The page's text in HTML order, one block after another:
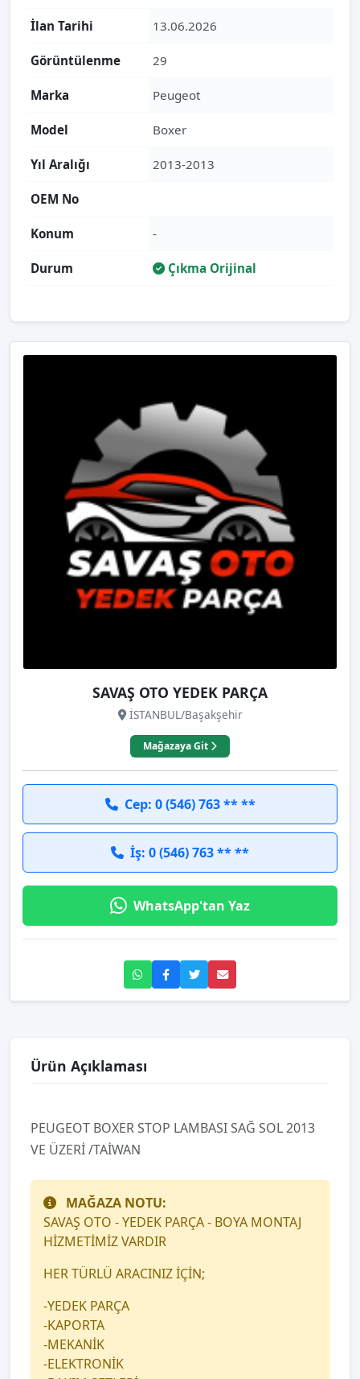
İlan Tarihi 13.06.2026
Görüntülenme 29
Marka Peugeot
Model Boxer
Yıl Aralığı 2013-2013
OEM No
Konum -
Durum Çıkma Orijinal
SAVAŞ OTO YEDEK PARÇA
İSTANBUL/Başakşehir
Mağazaya Git
Cep: 0 (546) 763 ** **
İş: 0 (546) 763 ** **
WhatsApp'tan Yaz
Ürün Açıklaması
PEUGEOT BOXER STOP LAMBASI SAĞ SOL 2013
VE ÜZERİ /TAİWAN
MAĞAZA NOTU:
SAVAŞ OTO - YEDEK PARÇA - BOYA MONTAJ
HİZMETİMİZ VARDIR
HER TÜRLÜ ARACINIZ İÇİN;
-YEDEK PARÇA
-KAPORTA
-MEKANİK
-ELEKTRONİK